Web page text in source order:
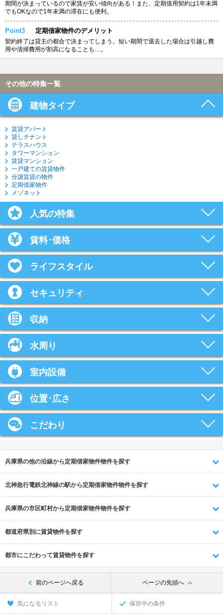
期間が決まっているので家賃が安い傾向がある！また、定期借用契約は1年未満
でもOKなので1年未満の滞在にも便利。
Point3 定期借家物件のデメリット
契約終了は貸主の都合で決まってしまう。短い期間で退去した場合は引越し費
用や清掃費用が割高になることも…。
その他の特集一覧
建物タイプ
賃貸アパート
貸しテナント
テラスハウス
タワーマンション
賃貸マンション
一戸建ての賃貸物件
分譲賃貸の物件
定期借家物件
メゾネット
人気の特集
賃料･価格
ライフスタイル
セキュリティ
収納
水周り
室内設備
位置･広さ
こだわり
兵庫県の他の沿線から定期借家物件物件を探す
北神急行電鉄北神線の駅から定期借家物件物件を探す
兵庫県の市区町村から定期借家物件物件を探す
都道府県別に賃貸物件を探す
都市にこだわって賃貸物件を探す
前のページへ戻る ページの先頭へ
気になるリスト 保存中の条件